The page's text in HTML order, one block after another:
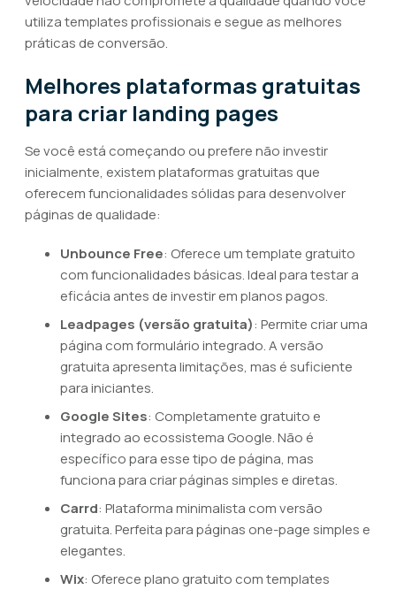
utiliza templates profissionais e segue as melhores
práticas de conversão.
Melhores plataformas gratuitas
para criar landing pages
Se você está começando ou prefere não investir
inicialmente, existem plataformas gratuitas que
oferecem funcionalidades sólidas para desenvolver
páginas de qualidade:
Unbounce Free: Oferece um template gratuito
com funcionalidades básicas. Ideal para testar a
eficácia antes de investir em planos pagos.
Leadpages (versão gratuita): Permite criar uma
página com formulário integrado. A versão
gratuita apresenta limitações, mas é suficiente
para iniciantes.
Google Sites: Completamente gratuito e
integrado ao ecossistema Google. Não é
específico para esse tipo de página, mas
funciona para criar páginas simples e diretas.
Carrd: Plataforma minimalista com versão
gratuita. Perfeita para páginas one-page simples e
elegantes.
Wix: Oferece plano gratuito com templates